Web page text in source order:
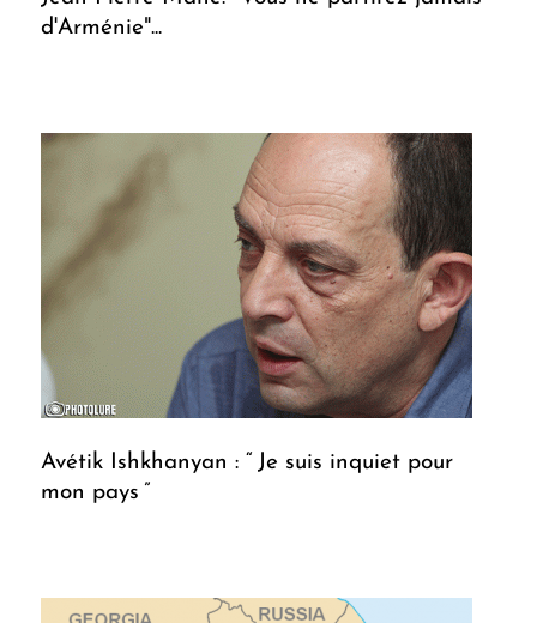
d'Arménie"...
Avétik Ishkhanyan : “ Je suis inquiet pour
mon pays ”